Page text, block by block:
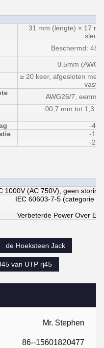
Mr. Stephen
86--15601820477
31 mm (lengte) × 17
Beschermd:
0.5mm
≥ 20 keer, afgesloten met
vaste
AWG26/7,
00,7 mm tot 1,3
-
-
-
1000V (AC 750V), geen
IEC 60603-7-5 (categorie
Verbeterde Power Over
de Hoeksteen Jack
van UTP rj45